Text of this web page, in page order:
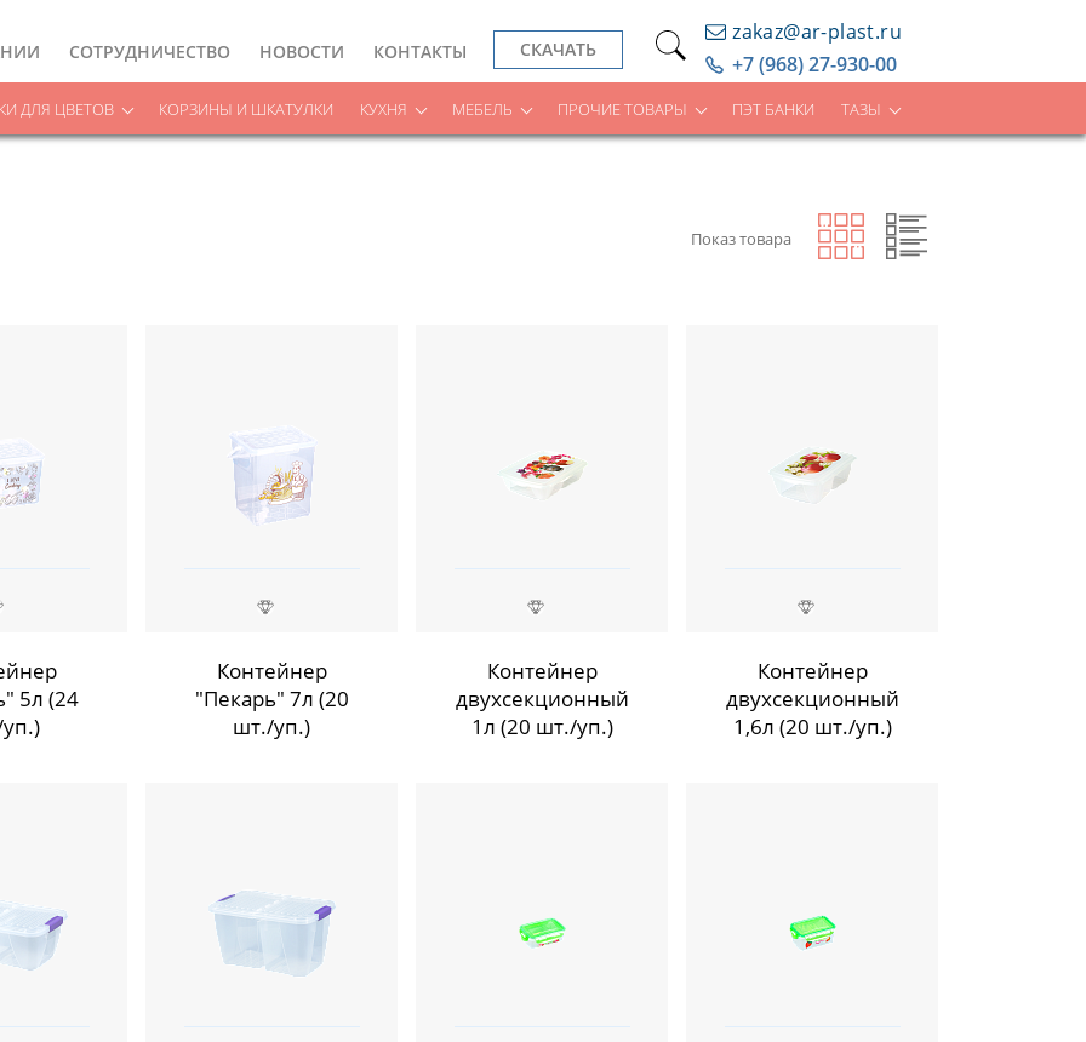
СОТРУДНИЧЕСТВО НОВОСТИ КОНТАКТЫ СКАЧАТЬ
zakaz@ar-plast.ru
+7 (968) 27-930-00
ДЛЯ ЦВЕТОВ КОРЗИНЫ И ШКАТУЛКИ КУХНЯ МЕБЕЛЬ ПРОЧИЕ ТОВАРЫ ПЭТ БАНКИ ТАЗЫ
Показ товара
5л (24
Контейнер
"Пекарь" 7л (20
шт./уп.)
Контейнер
двухсекционный
1л (20 шт./уп.)
Контейнер
двухсекционный
1,6л (20 шт./уп.)